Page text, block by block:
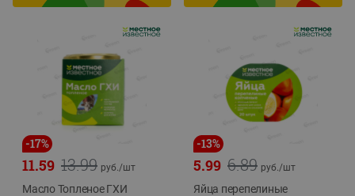
-17%
13.99
11.59 руб./шт
Масло Топленое ГХИ
-13%
6.89
5.99 руб./шт
Яйца перепелиные